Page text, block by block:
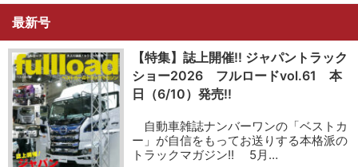
最新号
【特集】誌上開催!! ジャパントラック
ショー2026 フルロードvol.61 本
日（6/10）発売!!
自動車雑誌ナンバーワンの「ベストカ
ー」が自信をもってお送りする本格派の
トラックマガジン!! 5月…